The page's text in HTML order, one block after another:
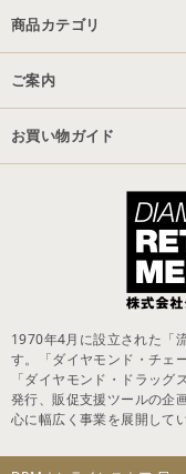
商品カテゴリ
ご案内
お買い物ガイド
1970年4月に設立された「
す。「ダイヤモンド・チェ
「ダイヤモンド・ドラッグ
発行、販促支援ツールの企
心に幅広く事業を展開してい